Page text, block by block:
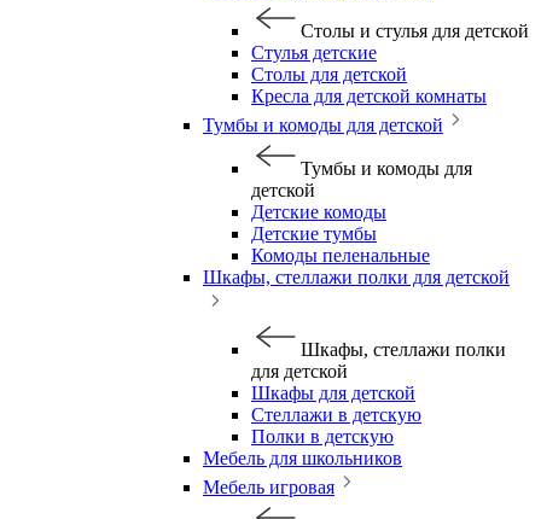
Столы и стулья для детской
Стулья детские
Столы для детской
Кресла для детской комнаты
Тумбы и комоды для детской
Тумбы и комоды для
детской
Детские комоды
Детские тумбы
Комоды пеленальные
Шкафы, стеллажи полки для детской
Шкафы, стеллажи полки
для детской
Шкафы для детской
Стеллажи в детскую
Полки в детскую
Мебель для школьников
Мебель игровая